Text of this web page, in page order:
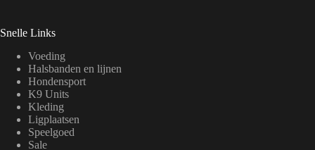
Snelle Links
Voeding
Halsbanden en lijnen
Hondensport
K9 Units
Kleding
Ligplaatsen
Speelgoed
Sale